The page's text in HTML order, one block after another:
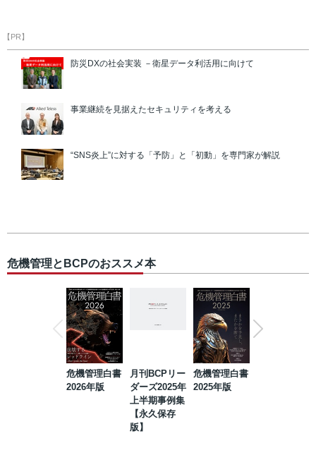
【PR】
防災DXの社会実装 －衛星データ利活用に向けて
事業継続を見据えたセキュリティを考える
“SNS炎上”に対する「予防」と「初動」を専門家が解説
危機管理とBCPのおススメ本
危機管理白書
2026年版
月刊BCPリー
ダーズ2025年
上半期事例集
【永久保存
版】
危機管理白書
2025年版